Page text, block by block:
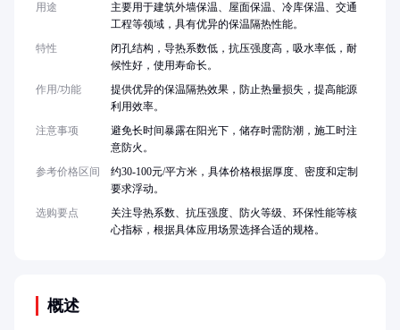
概述
用途
主要用于建筑外墙保温、屋面保温、冷库保温、交通
工程等领域，具有优异的保温隔热性能。
特性
闭孔结构，导热系数低，抗压强度高，吸水率低，耐
候性好，使用寿命长。
作用/功能
提供优异的保温隔热效果，防止热量损失，提高能源
利用效率。
注意事项
避免长时间暴露在阳光下，储存时需防潮，施工时注
意防火。
参考价格区间
约30-100元/平方米，具体价格根据厚度、密度和定制
要求浮动。
选购要点
关注导热系数、抗压强度、防火等级、环保性能等核
心指标，根据具体应用场景选择合适的规格。